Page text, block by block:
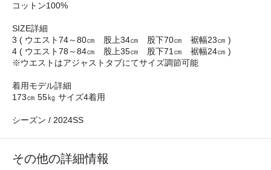
コットン100%
SIZE詳細
3 ( ウエスト74～80㎝ 股上34㎝ 股下70㎝ 裾幅23㎝ )
4 ( ウエスト78～84㎝ 股上35㎝ 股下71㎝ 裾幅24㎝ )
※ウエストはアジャストタブにてサイズ調節可能
着用モデル詳細
173㎝ 55㎏ サイズ4着用
シーズン / 2024SS
その他の詳細情報